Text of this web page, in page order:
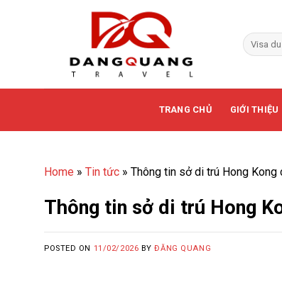
TRANG CHỦ GIỚI THIỆU
Home » Tin tức » Thông tin sở di trú Hong
Thông tin sở di trú Hong
POSTED ON 11/02/2026 BYĐĂNG QUANG